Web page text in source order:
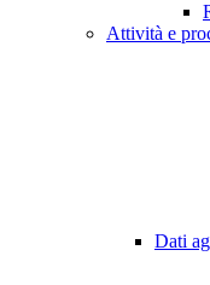
Attività e
Dati